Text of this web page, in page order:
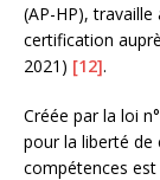
(AP-HP),
certification
2021) [12].
Créée par la loi
pour la liberté de
compétences est